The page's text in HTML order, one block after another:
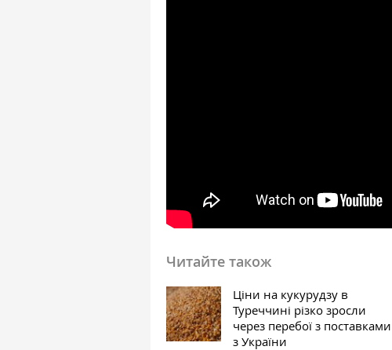
Читайте також
Ціни на кукурудзу в
Туреччині різко зросли
через перебої з поставками
з України